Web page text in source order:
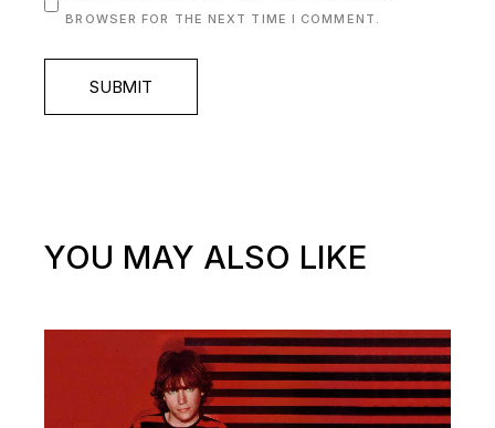
BROWSER FOR THE NEXT TIME I COMMENT.
SUBMIT
YOU MAY ALSO LIKE